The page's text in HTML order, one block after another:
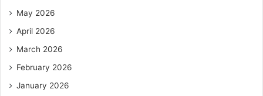
May 2026
April 2026
March 2026
February 2026
January 2026